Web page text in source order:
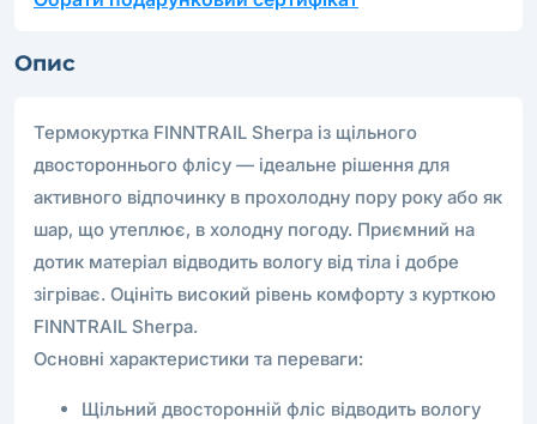
Опис
Термокуртка FINNTRAIL Sherpa із щільного
двостороннього флісу — ідеальне рішення для
активного відпочинку в прохолодну пору року або як
шар, що утеплює, в холодну погоду. Приємний на
дотик матеріал відводить вологу від тіла і добре
зігріває. Оцініть високий рівень комфорту з курткою
FINNTRAIL Sherpa.
Основні характеристики та переваги:
Щільний двосторонній фліс відводить вологу